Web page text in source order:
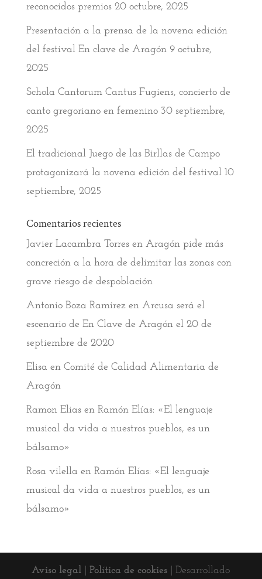
reconocidos premios 20 octubre, 2025
Presentación a la prensa de la novena edición
del festival En clave de Aragón 9 octubre,
2025
Schola Cantorum Cantus Fugiens, concierto de
canto gregoriano en femenino 30 septiembre,
2025
El tradicional Juego de las Birllas de Campo
protagonizará la novena edición del festival 10
septiembre, 2025
Comentarios recientes
Javier Lacambra Torresen Aragón pide más
concreción a la hora de delimitar las zonas con
grave riesgo de despoblación
Antonio Boza Ramirez en Arcusa será el
escenario de En Clave de Aragón el 20 de
septiembre de 2020
Elisa en Comité de Calidad Alimentaria de
Aragón
Ramon Eliasen Ramón Elías: «El lenguaje
musical da vida a nuestros pueblos, es un
bálsamo»
Rosa vilella en Ramón Elías: «El lenguaje
musical da vida a nuestros pueblos, es un
bálsamo»
Aviso legal |Política de cookies | Desarrollado